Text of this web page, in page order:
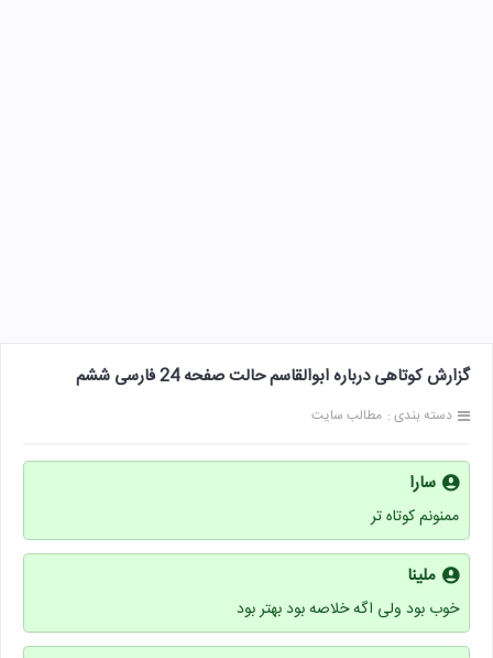
گزارش کوتاهی درباره ابوالقاسم حالت صفحه 24 فارسی ششم
دسته بندی : مطالب سایت
سارا
ممنونم کوتاه تر
ملینا
خوب بود ولی اگه خلاصه بود بهتر بود